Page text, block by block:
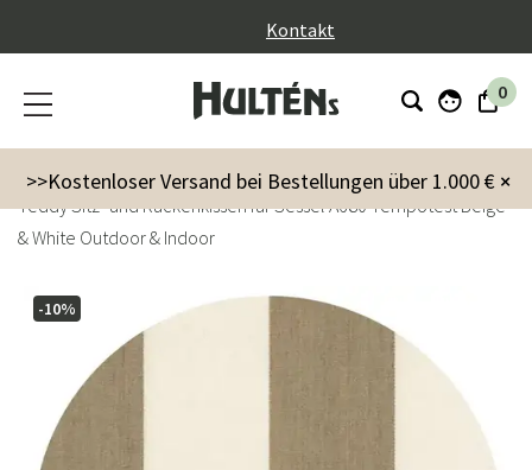
Kontakt
0
×
>>Kostenloser Versand bei Bestellungen über 1.000 €
Garten
Kissen
Teddy Sitz- und Rückenkissen für Sessel A680 Tempotest Beige
& White Outdoor & Indoor
-10%